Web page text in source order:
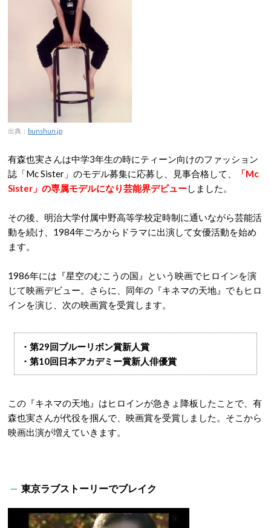
出典： bunshun.jp
有森也実さんは中学3年生の時にティーン向けのファッション
誌「Mc Sister」のモデル募集に応募し、見事合格して、
「Mc
Sister」の専属モデルになり芸能界デビューしました。
その後、明治大学付属中野高等学校定時制に通いながら芸能活
動を続け、1984年ごろからドラマに出演して女優活動を始め
ます。
1986年には『星空のむこうの国』という映画でヒロインを演
じて映画デビュー。さらに、同年の『キネマの天地』でもヒロ
インを演じ、次の映画賞を受賞します。
・第29回ブルーリボン賞新人賞
・第10回日本アカデミー賞新人俳優賞
この『キネマの天地』はヒロインが急きょ降板したことで、有
森也実さんが代役を掴んで、映画賞を受賞しました。そこから
映画出演が増えていきます。
東京ラブストーリーでブレイク